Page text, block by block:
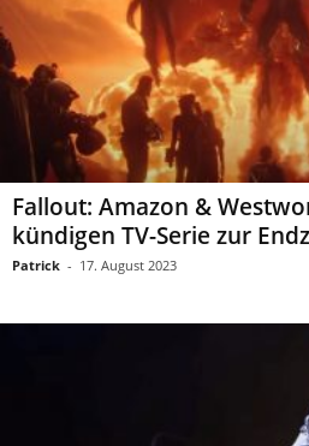
Fallout: Amazon &
kündigen TV-Serie zur
Patrick - 17. August 2023